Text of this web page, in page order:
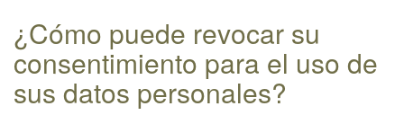
¿Cómo puede revocar su
consentimiento para el uso de
sus datos personales?